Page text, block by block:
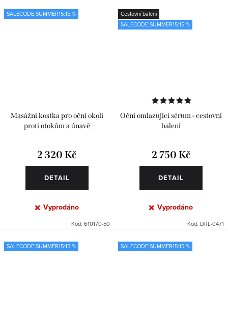
SALECODE:SUMMER15:15:%
Masážní kostka pro oční okolí
proti otokům a únavě
2 320 Kč
DETAIL
Vyprodáno
Kód: 610170-50
Cestovní balení
SALECODE:SUMMER15:15:%
Oční omlazující sérum - cestovní
balení
2 750 Kč
DETAIL
Vyprodáno
Kód: DRL-0471
SALECODE:SUMMER15:15:% SALECODE:SUMMER15:15:%